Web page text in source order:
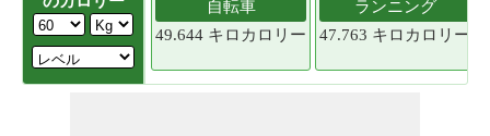
自転車
49.644 キロカロリー
ランニング
47.763 キロカロリー